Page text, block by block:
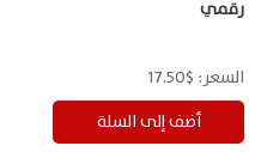
رقمي
السعر: $17.50